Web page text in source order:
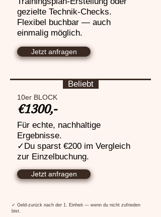
gezielte Technik-Checks.
Flexibel buchbar — auch
einmalig möglich.
Jetzt anfragen
Beliebt
10er BLOCK
€1300,-
Für echte, nachhaltige
Ergebnisse.
✓Du sparst €200 im Vergleich
zur Einzelbuchung.
Jetzt anfragen
✓ Geld-zurück nach der 1. Einheit — wenn du nicht zufrieden
bist.